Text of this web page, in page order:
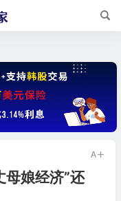
母娘经济”还